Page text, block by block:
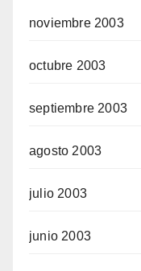
noviembre 2003
octubre 2003
septiembre 2003
agosto 2003
julio 2003
junio 2003